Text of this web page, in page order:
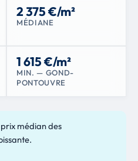
2 375 €/m²
MÉDIANE
1 615 €/m²
MIN. — GOND-
PONTOUVRE
médian des